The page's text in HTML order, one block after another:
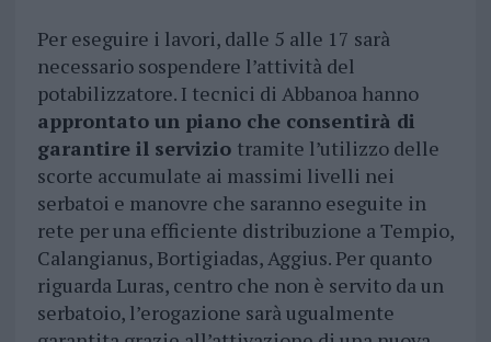
Per eseguire i lavori, dalle 5 alle 17 sarà
necessario sospendere l’attività del
potabilizzatore. I tecnici di Abbanoa hanno
approntato un piano che consentirà di
garantire il servizio tramite l’utilizzo delle
scorte accumulate ai massimi livelli nei
serbatoi e manovre che saranno eseguite in
rete per una efficiente distribuzione a Tempio,
Calangianus, Bortigiadas, Aggius. Per quanto
riguarda Luras, centro che non è servito da un
serbatoio, l’erogazione sarà ugualmente